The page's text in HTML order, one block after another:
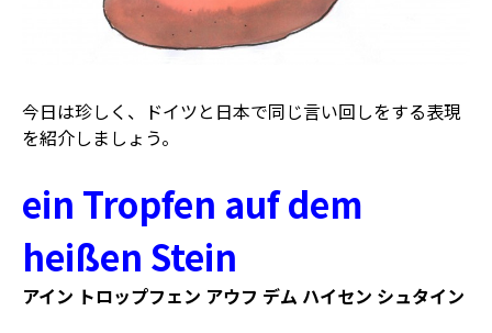
今日は珍しく、ドイツと日本で同じ言い回しをする表現
を紹介しましょう。
ein Tropfen auf dem
heißen Stein
アイン トロップフェン アウフ デム ハイセン シュタイン